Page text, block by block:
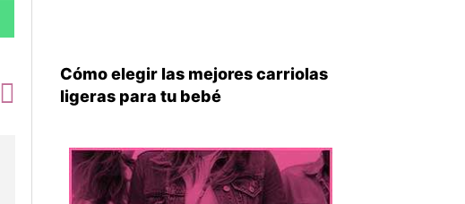
SiguienteCómo elegir las mejores carriolas
ligeras para tu bebé